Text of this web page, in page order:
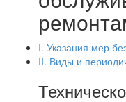
I. Указания мер
II. Виды и